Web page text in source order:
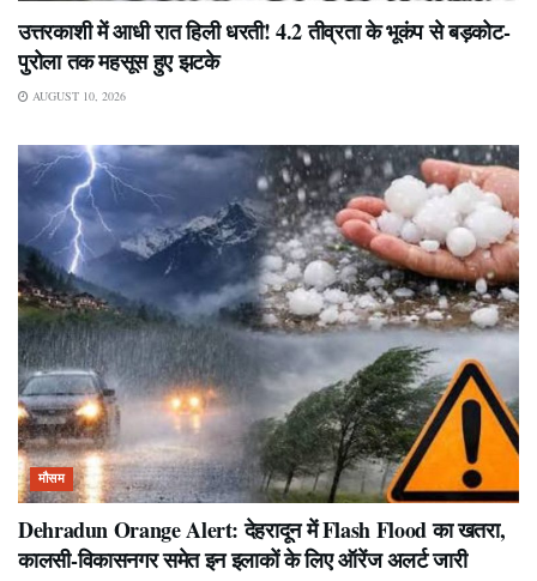
उत्तरकाशी में आधी रात हिली धरती! 4.2 तीव्रता के भूकंप से बड़कोट-
पुरोला तक महसूस हुए झटके
AUGUST 10, 2026
मौसम
Dehradun Orange Alert: देहरादून में Flash Flood का खतरा,
कालसी-विकासनगर समेत इन इलाकों के लिए ऑरेंज अलर्ट जारी